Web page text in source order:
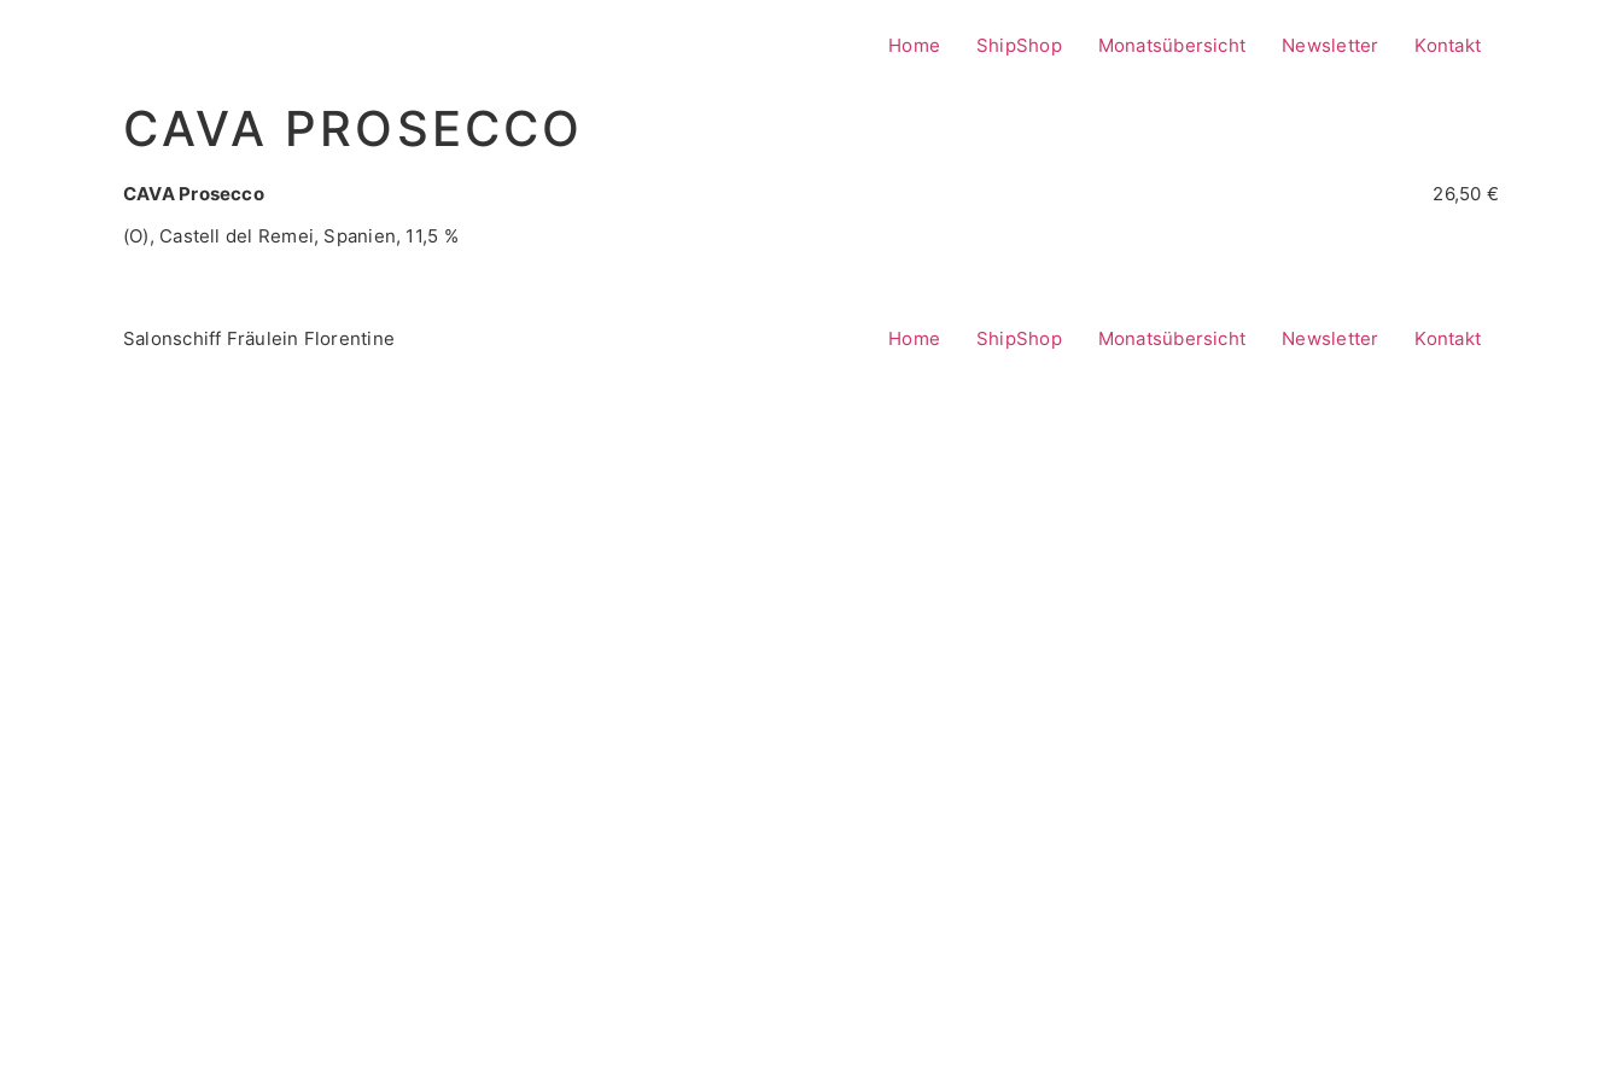
Home ShipShop Monatsübersicht Newsletter Kontakt
CAVA PROSECCO
CAVA Prosecco
26,50 €
(O), Castell del Remei, Spanien, 11,5 %
Salonschiff Fräulein Florentine Home ShipShop Monatsübersicht Newsletter Kontakt